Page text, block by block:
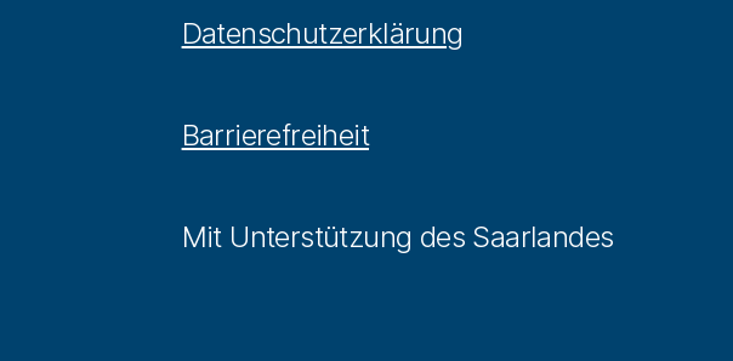
Datenschutzerklärung
Barrierefreiheit
Mit Unterstützung des Saarlandes